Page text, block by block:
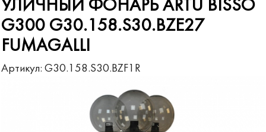
УЛИЧНЫЙ ФОНАРЬ ARTU BISSO
G300 G30.158.S30.BZE27
FUMAGALLI
Артикул:G30.158.S30.BZF1R